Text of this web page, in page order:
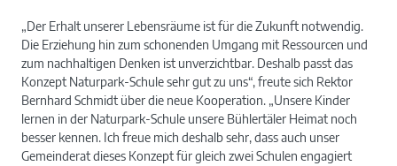
„Der Erhalt unserer Lebensräume ist für die Zukunft notwendig.
Die Erziehung hin zum schonenden Umgang mit Ressourcen und
zum nachhaltigen Denken ist unverzichtbar. Deshalb passt das
Konzept Naturpark-Schule sehr gut zu uns“, freute sich Rektor
Bernhard Schmidt über die neue Kooperation. „Unsere Kinder
lernen in der Naturpark-Schule unsere Bühlertäler Heimat noch
besser kennen. Ich freue mich deshalb sehr, dass auch unser
Gemeinderat dieses Konzept für gleich zwei Schulen engagiert